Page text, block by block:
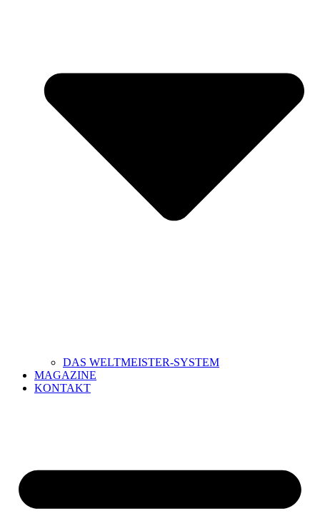
DAS WELTMEISTER-SYSTEM
MAGAZINE
KONTAKT